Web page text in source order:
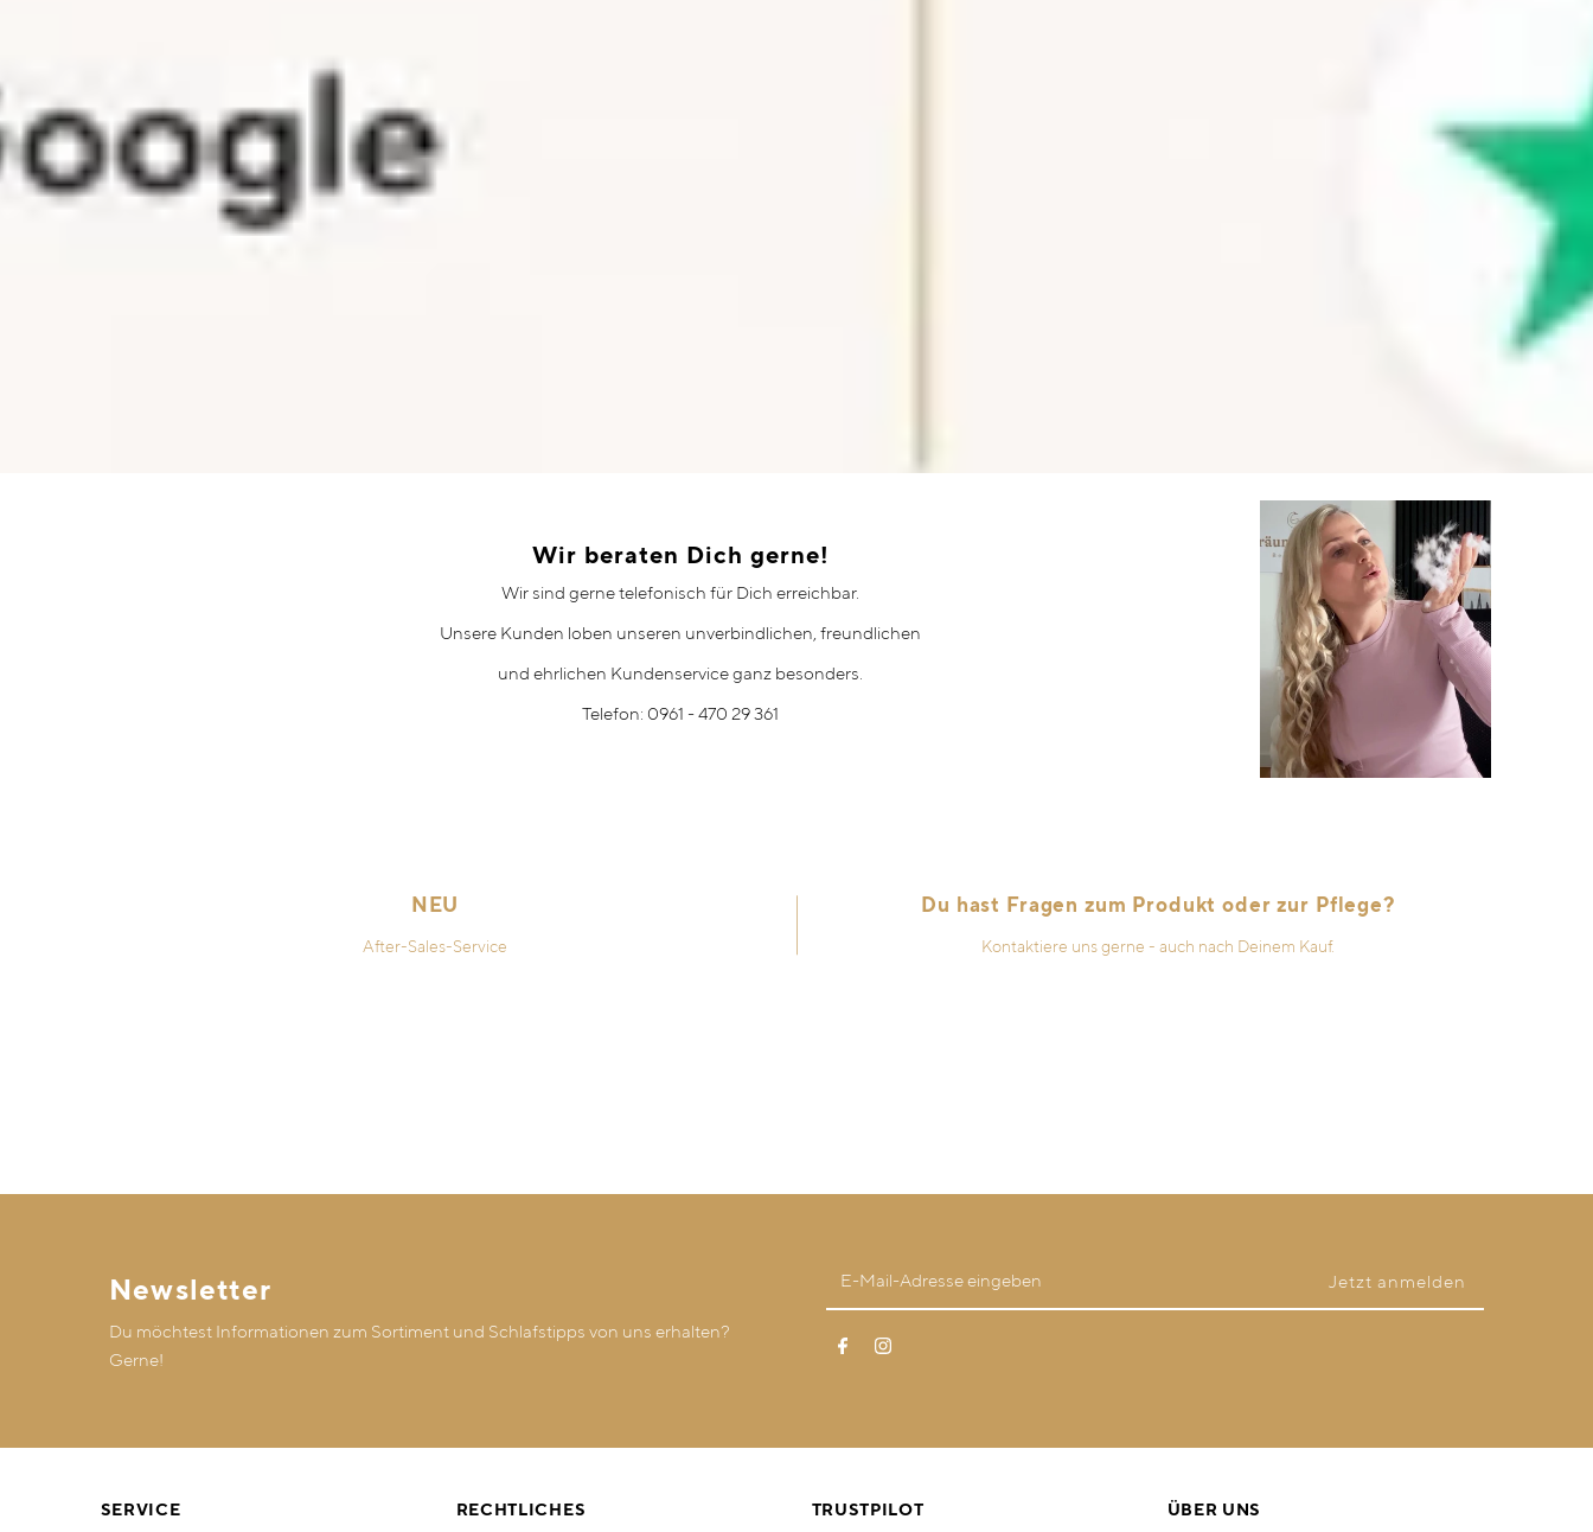
Wir beraten Dich gerne!
Wir sind gerne telefonisch für Dich erreichbar.
Unsere Kunden loben unseren unverbindlichen, freundlichen
und ehrlichen Kundenservice ganz besonders.
Telefon: 0961 - 470 29 361
NEU
After-Sales-Service
Du hast Fragen zum Produkt oder zur Pflege?
Kontaktiere uns gerne - auch nach Deinem Kauf.
Newsletter
Du möchtest Informationen zum Sortiment und Schlafstipps von uns erhalten?
Gerne!
SERVICE RECHTLICHES TRUSTPILOT ÜBER UNS